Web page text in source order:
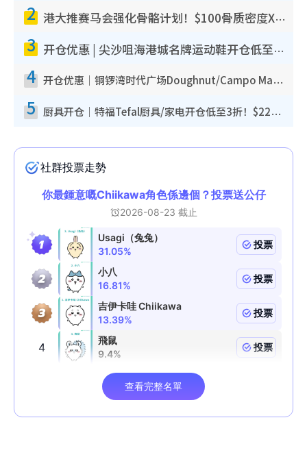
2 港大推赛马会强化骨骼计划！$100骨质密度X光检查 完成免费运动训练送超市礼券！附参加资格
3 开仓优惠 | 尖沙咀海港城名牌运动鞋开仓低至1折！On鞋$899起/Joy&Peace鞋履$98起
4 开仓优惠｜铜锣湾时代广场Doughnut/Campo Marzio开仓低至1折！背囊、书包、手袋劈价$200起
5 厨具开仓｜特福Tefal厨具/家电开仓低至3折！$220起买平底锅/炒锅/汤锅！电饭煲/吸尘器/挂烫机$418起